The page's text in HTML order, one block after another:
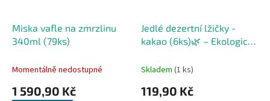
Miska vafle na zmrzlinu
340ml (79ks)
Momentálně nedostupné
1 590,90 Kč
Jedlé dezertní lžičky -
kakao (6ks)🌿 – Ekologické
Skladem (1 ks)
119,90 Kč